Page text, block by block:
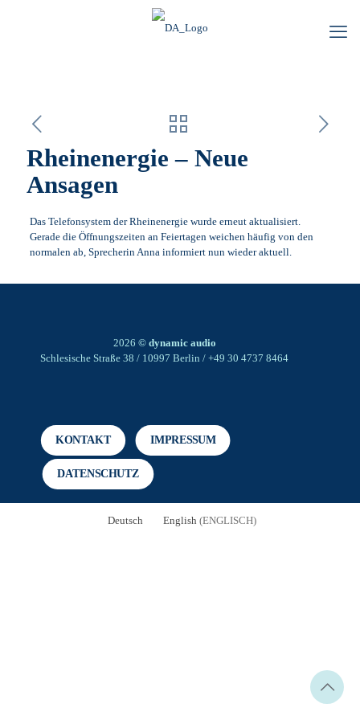
Rheinenergie – Neue
Ansagen
Das Telefonsystem der Rheinenergie wurde erneut aktualisiert.
Gerade die Öffnungszeiten an Feiertagen weichen häufig von den
normalen ab, Sprecherin Anna informiert nun wieder aktuell.
2026 © dynamic audio
Schlesische Straße 38 / 10997 Berlin / +49 30 4737 8464
KONTAKT IMPRESSUM
DATENSCHUTZ
Deutsch English (ENGLISCH)